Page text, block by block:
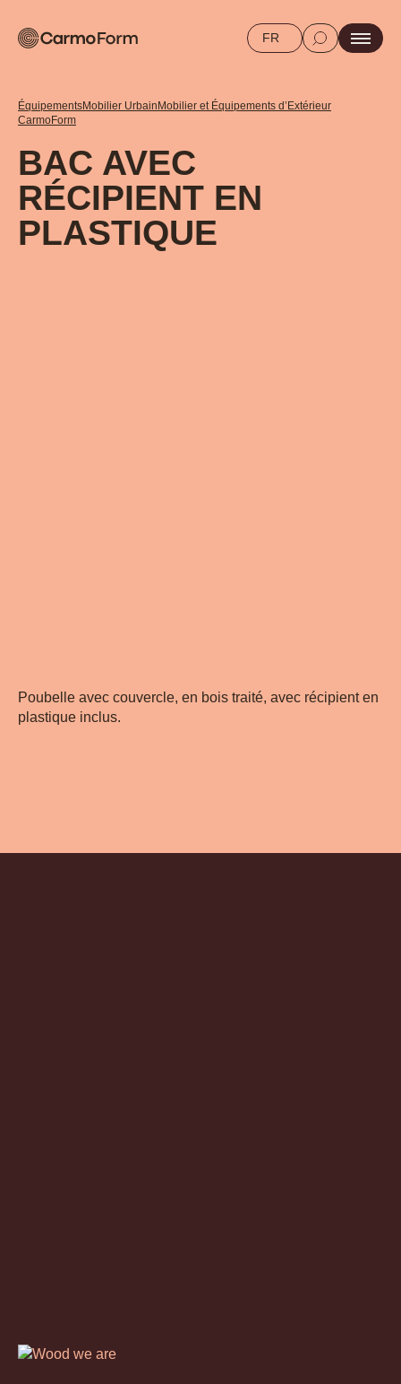
FR
ÉquipementsMobilier Urbain Mobilier et Équipements d’Extérieur
CarmoForm
BAC AVEC
RÉCIPIENT EN
PLASTIQUE
Poubelle avec couvercle, en bois traité, avec récipient en
plastique inclus.